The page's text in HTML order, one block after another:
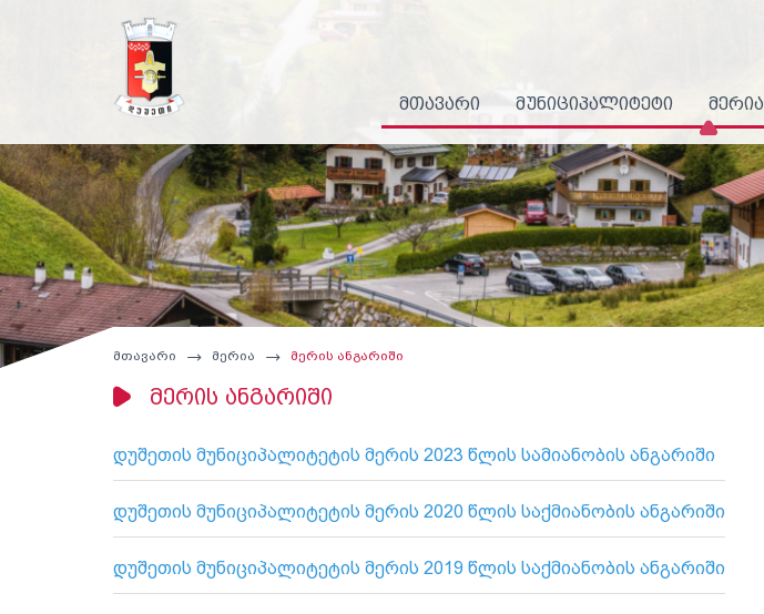
მთავარი მუნიციპალიტეტი მერია
მთავარი მერია მერის ანგარიში
მერის ანგარიში
დუშეთის მუნიციპალიტეტის მერის 2023 წლის სამიანობის ანგარიში
დუშეთის მუნიციპალიტეტის მერის 2020 წლის საქმიანობის ანგარიში
დუშეთის მუნიციპალიტეტის მერის 2019 წლის საქმიანობის ანგარიში